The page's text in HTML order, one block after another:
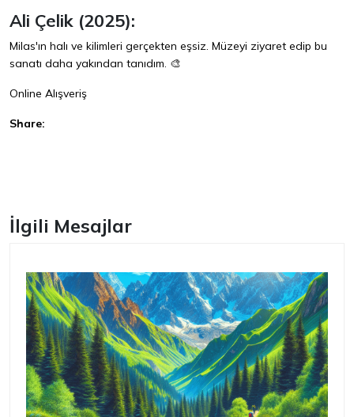
Ali Çelik (2025):
Milas'ın halı ve kilimleri gerçekten eşsiz. Müzeyi ziyaret edip bu
sanatı daha yakından tanıdım. 🎨
Online Alışveriş
Share:
İlgili Mesajlar